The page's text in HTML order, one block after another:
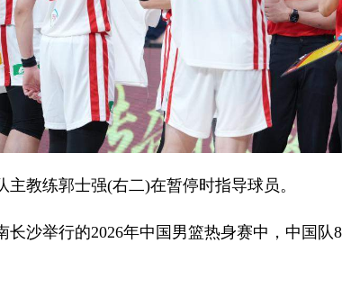
教练郭士强(右二)在暂停时指导球员。
沙举行的2026年中国男篮热身赛中，中国队